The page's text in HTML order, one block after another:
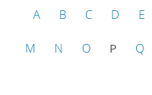
A B C D E
M N O P Q